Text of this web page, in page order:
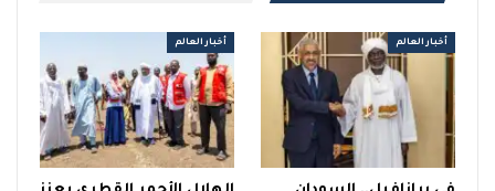
أخبار العالم أخبار العالم